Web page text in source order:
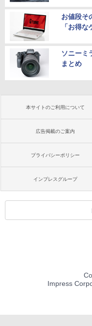
お値段そ
「お得な
ソニーミ
まとめ
本サイトのご利用について
広告掲載のご案内
プライバシーポリシー
インプレスグループ
Impress